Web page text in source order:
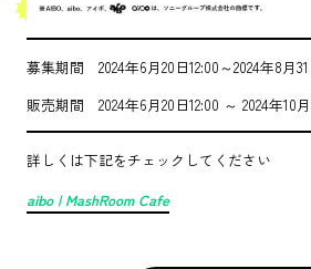
SUPPORT
CONTACT
募集期間 2024年6月20日12:00～2024年8月31
販売期間 2024年6月20日12:00 ～ 2024年10月
詳しくは下記をチェックしてください
aibo | MashRoom Cafe